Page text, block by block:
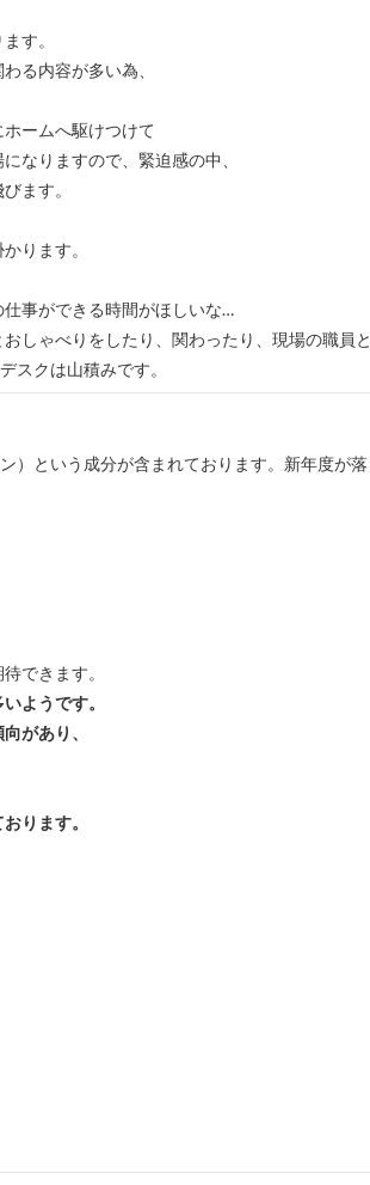
す。
る内容が多い為、
ームへ駆けつけて
なりますので、緊迫感の中、
ます。
ります。
事ができる時間がほしいな…
しゃべりをしたり、関わったり、現場の職員と
スクは山積みです。
）という成分が含まれております。新年度が落
。
できます。
ようです。
があり、
おります。